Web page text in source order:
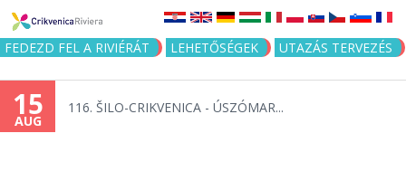
Jump to navigation
FEDEZD FEL A RIVIÉRÁT LEHETŐSÉGEK UTAZÁS TERVEZÉS
15
AUG
116. ŠILO-CRIKVENICA - ÚSZÓMAR...